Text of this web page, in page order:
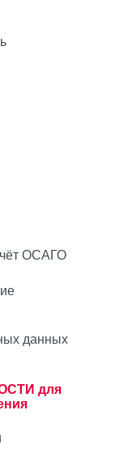
ОСАГО
данных
для